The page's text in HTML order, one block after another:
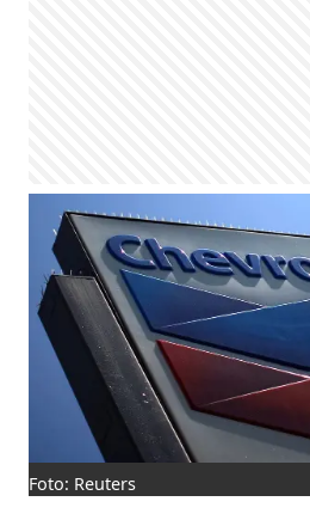
Foto: Reuters